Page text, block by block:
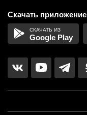
Скачать приложение
Google Play